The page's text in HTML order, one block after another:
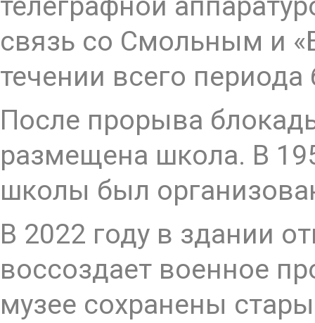
телеграфной
связь со Смольным и
течении всего
После прорыва
размещена школа. В
школы был
В 2022 году в здании
воссоздает военное
музее сохранены